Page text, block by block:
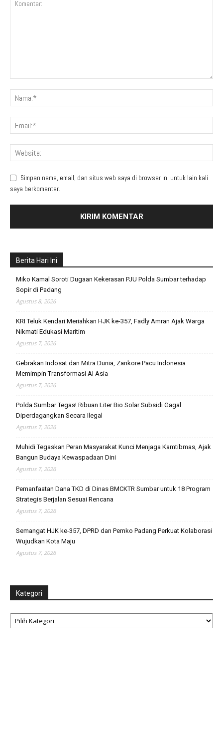
Simpan nama, email, dan situs web saya di browser ini untuk lain kali
saya berkomentar.
Berita Hari Ini
Miko Kamal Soroti Dugaan Kekerasan PJU Polda Sumbar terhadap
Sopir di Padang
Agustus 8, 2026
KRI Teluk Kendari Meriahkan HJK ke-357, Fadly Amran Ajak Warga
Nikmati Edukasi Maritim
Agustus 7, 2026
Gebrakan Indosat dan Mitra Dunia, Zankore Pacu Indonesia
Memimpin Transformasi AI Asia
Agustus 7, 2026
Polda Sumbar Tegas! Ribuan Liter Bio Solar Subsidi Gagal
Diperdagangkan Secara Ilegal
Agustus 7, 2026
Muhidi Tegaskan Peran Masyarakat Kunci Menjaga Kamtibmas, Ajak
Bangun Budaya Kewaspadaan Dini
Agustus 7, 2026
Pemanfaatan Dana TKD di Dinas BMCKTR Sumbar untuk 18 Program
Strategis Berjalan Sesuai Rencana
Agustus 7, 2026
Semangat HJK ke-357, DPRD dan Pemko Padang Perkuat Kolaborasi
Wujudkan Kota Maju
Agustus 7, 2026
Kategori
Kategori